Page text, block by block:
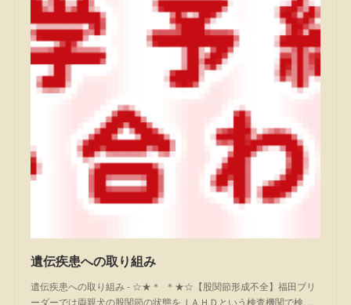
遺伝疾患への取り組み
遺伝疾患への取り組み - ☆★＊ ＊★☆【股関節形成不全】福田ブリ
ーダーでは両親犬の股関節の状態をＪＡＨＤという検査機関で検…